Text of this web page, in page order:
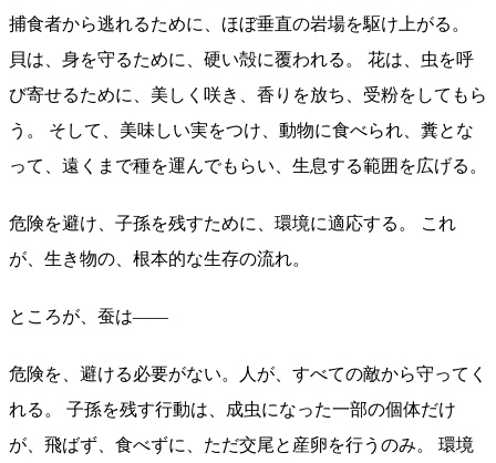
捕食者から逃れるために、ほぼ垂直の岩場を駆け上がる。
貝は、身を守るために、硬い殻に覆われる。 花は、虫を呼
び寄せるために、美しく咲き、香りを放ち、受粉をしてもら
う。 そして、美味しい実をつけ、動物に食べられ、糞とな
って、遠くまで種を運んでもらい、生息する範囲を広げる。
危険を避け、子孫を残すために、環境に適応する。 これ
が、生き物の、根本的な生存の流れ。
ところが、蚕は——
危険を、避ける必要がない。人が、すべての敵から守ってく
れる。 子孫を残す行動は、成虫になった一部の個体だけ
が、飛ばず、食べずに、ただ交尾と産卵を行うのみ。 環境